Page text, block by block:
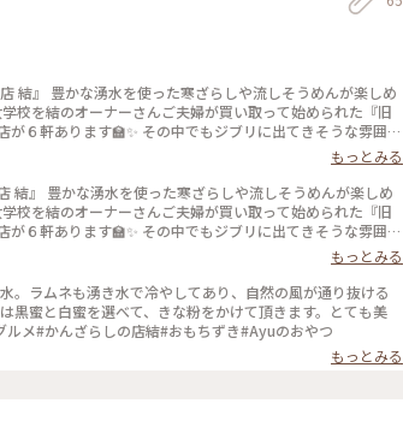
結』 豊かな湧水を使った寒ざらしや流しそうめんが楽しめ
校を結のオーナーさんご夫婦が買い取って始められた『旧
６軒あります🏫✨ その中でもジブリに出てきそうな雰囲気
いたような、聞かなかったような…🤔笑 お冷はご自由に湧
えています😆🍻 今回は“かんざらし（白）”を頂きました
かな生姜蜜を足して味変が楽しめます🎶付け合わせはミニ
🍵 敷地内に自生しているクレソンを練り込んだパスタや素
ンです🙆‍♀️ ヨモギより癖がないので子供もパクパク😋 寒い
ことりっぷ#アー
#ふるカフェ#明治#昭和#レトロ#木造校舎#女学校#リノベ
一緒
もっとみる
』 豊かな湧水を使った寒ざらしや流しそうめんが楽しめ
校を結のオーナーさんご夫婦が買い取って始められた『旧
６軒あります🏫✨ その中でもジブリに出てきそうな雰囲気
聞いたような、聞かなかったような…🤔笑 お冷はご自由に
冷えています😆🍻 今回は“かんざらし（白）”を頂きまし
やかな生姜蜜を足して味変が楽しめます🎶付け合わせはミ
🍵 敷地内に自生しているクレソンを練り込んだパスタや
ソンです🙆‍♀️ ヨモギより癖がないので子供もパクパク😋 寒
ブ#甘味処#軽食#自然#湧水
ベーション#レトロ探訪#甘いもの巡り#子どもと一緒
もっとみる
。ラムネも湧き水で冷やしてあり、自然の風が通り抜ける
黒蜜と白蜜を選べて、きな粉をかけて頂きます。とても美
ルメ#かんざらしの店結#おもちずき#Ayuのおやつ
もっとみる